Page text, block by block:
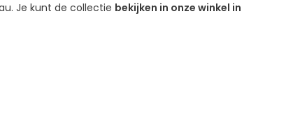
Je kunt de collectie bekijken in onze winkel in